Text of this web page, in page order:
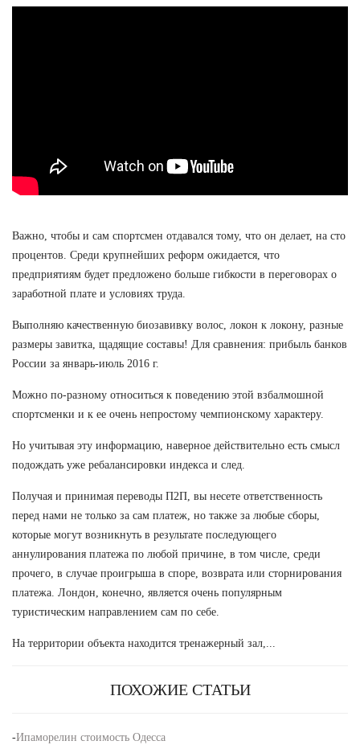
Важно, чтобы и сам спортсмен отдавался тому, что он делает, на сто
процентов. Среди крупнейших реформ ожидается, что
предприятиям будет предложено больше гибкости в переговорах о
заработной плате и условиях труда.
Выполняю качественную биозавивку волос, локон к локону, разные
размеры завитка, щадящие составы! Для сравнения: прибыль банков
России за январь-июль 2016 г.
Можно по-разному относиться к поведению этой взбалмошной
спортсменки и к ее очень непростому чемпионскому характеру.
Но учитывая эту информацию, наверное действительно есть смысл
подождать уже ребалансировки индекса и след.
Получая и принимая переводы П2П, вы несете ответственность
перед нами не только за сам платеж, но также за любые сборы,
которые могут возникнуть в результате последующего
аннулирования платежа по любой причине, в том числе, среди
прочего, в случае проигрыша в споре, возврата или сторнирования
платежа. Лондон, конечно, является очень популярным
туристическим направлением сам по себе.
На территории объекта находится тренажерный зал,...
ПОХОЖИЕ СТАТЬИ
-Ипаморелин стоимость Одесса